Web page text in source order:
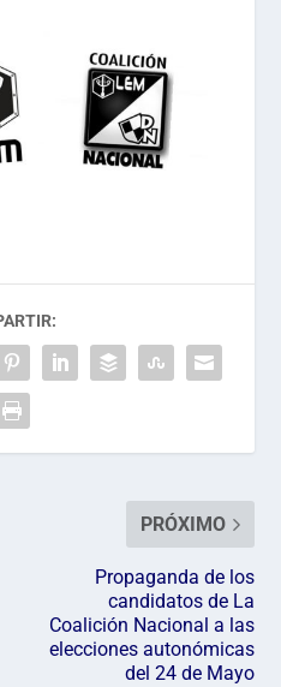
PRÓXIMO
Propaganda de los
candidatos de La
Coalición Nacional a las
elecciones autonómicas
del 24 de Mayo